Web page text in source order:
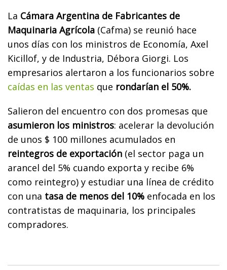
La Cámara Argentina de Fabricantes de
Maquinaria Agrícola (Cafma) se reunió hace
unos días con los ministros de Economía, Axel
Kicillof, y de Industria, Débora Giorgi. Los
empresarios alertaron a los funcionarios sobre
caídas en las ventas que rondarían el 50%.
Salieron del encuentro con dos promesas que
asumieron los ministros: acelerar la devolución
de unos $ 100 millones acumulados en
reintegros de exportación (el sector paga un
arancel del 5% cuando exporta y recibe 6%
como reintegro) y estudiar una línea de crédito
con una tasa de menos del 10% enfocada en los
contratistas de maquinaria, los principales
compradores.